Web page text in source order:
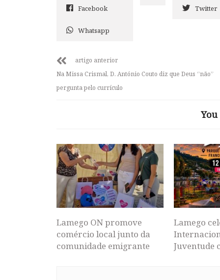
Facebook Twitter
Whatsapp
artigo anterior
Na Missa Crismal, D. António Couto diz que Deus “não”
pergunta pelo currículo
Lamego ON promove
comércio local junto da
comunidade emigrante
Lamego
Juventude